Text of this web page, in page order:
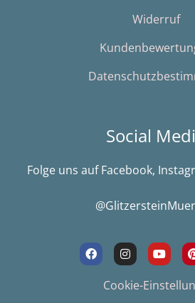
Widerruf
Social
Folge uns auf Facebook,
F
a
c
I
n
s
t
a
Y
o
u
t
u
i
Cookie-